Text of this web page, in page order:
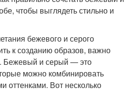
чтобы выглядеть стильно и
бежевого и серого
к созданию образов, важно
Бежевый и серый — это
можно комбинировать
оттенками. Вот несколько